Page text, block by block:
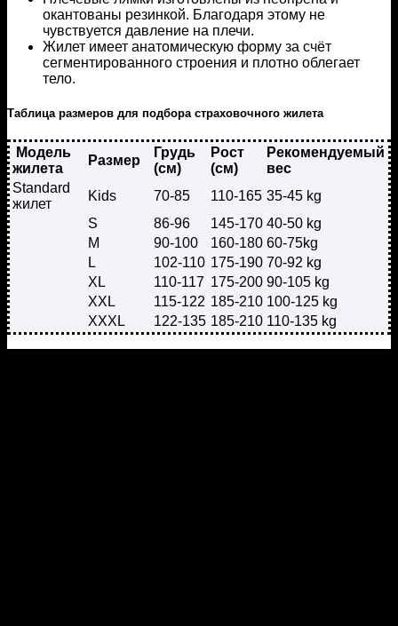
окантованы резинкой. Благодаря этому не
чувствуется давление на плечи.
Жилет имеет анатомическую форму за счёт
сегментированного строения и плотно облегает
тело.
Таблица размеров для подбора страховочного жилета
Модель
жилета
Размер
Грудь
(см)
Рост
(см)
Рекомендуемый
вес
Standard
жилет
Kids 70-85 110-165 35-45 kg
S
86-96 145-170 40-50 kg
M
90-100 160-180 60-75kg
L
102-110 175-190 70-92 kg
XL
110-117 175-200 90-105 kg
XXL
115-122 185-210 100-125 kg
XXXL
122-135 185-210 110-135 kg